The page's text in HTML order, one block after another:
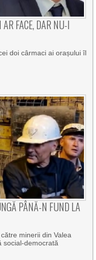
FACE, DAR NU-I
doi cârmaci ai orașului îl
PÂNĂ-N FUND LA
minerii din Valea
social-democrată